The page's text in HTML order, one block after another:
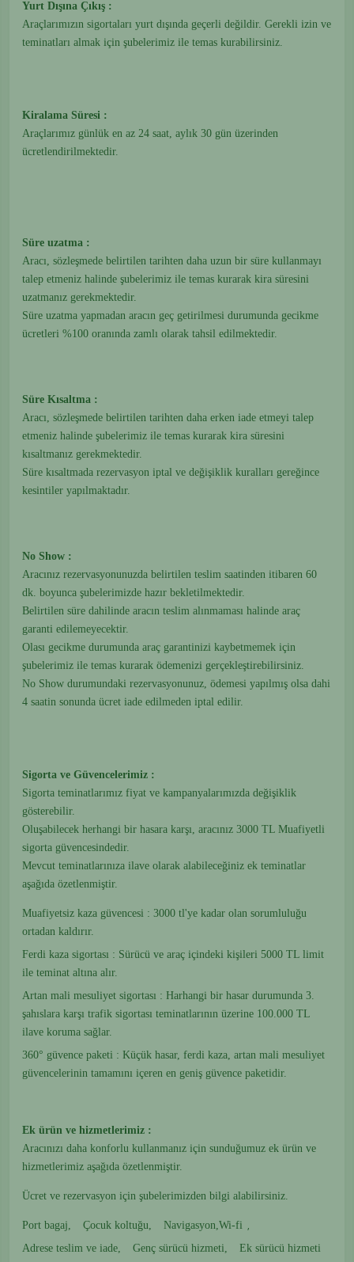
Yurt Dışına Çıkış :
Araçlarımızın sigortaları yurt dışında geçerli değildir. Gerekli izin ve
teminatları almak için şubelerimiz ile temas kurabilirsiniz.
Kiralama Süresi :
Araçlarımız günlük en az 24 saat, aylık 30 gün üzerinden
ücretlendirilmektedir.
Süre uzatma :
Aracı, sözleşmede belirtilen tarihten daha uzun bir süre kullanmayı
talep etmeniz halinde şubelerimiz ile temas kurarak kira süresini
uzatmanız gerekmektedir.
Süre uzatma yapmadan aracın geç getirilmesi durumunda gecikme
ücretleri %100 oranında zamlı olarak tahsil edilmektedir.
Süre Kısaltma :
Aracı, sözleşmede belirtilen tarihten daha erken iade etmeyi talep
etmeniz halinde şubelerimiz ile temas kurarak kira süresini
kısaltmanız gerekmektedir.
Süre kısaltmada rezervasyon iptal ve değişiklik kuralları gereğince
kesintiler yapılmaktadır.
No Show :
Aracınız rezervasyonunuzda belirtilen teslim saatinden itibaren 60
dk. boyunca şubelerimizde hazır bekletilmektedir.
Belirtilen süre dahilinde aracın teslim alınmaması halinde araç
garanti edilemeyecektir.
Olası gecikme durumunda araç garantinizi kaybetmemek için
şubelerimiz ile temas kurarak ödemenizi gerçekleştirebilirsiniz.
No Show durumundaki rezervasyonunuz, ödemesi yapılmış olsa dahi
4 saatin sonunda ücret iade edilmeden iptal edilir.
Sigorta ve Güvencelerimiz :
Sigorta teminatlarımız fiyat ve kampanyalarımızda değişiklik
gösterebilir.
Oluşabilecek herhangi bir hasara karşı, aracınız 3000 TL Muafiyetli
sigorta güvencesindedir.
Mevcut teminatlarınıza ilave olarak alabileceğiniz ek teminatlar
aşağıda özetlenmiştir.
Muafiyetsiz kaza güvencesi : 3000 tl'ye kadar olan sorumluluğu
ortadan kaldırır.
Ferdi kaza sigortası : Sürücü ve araç içindeki kişileri 5000 TL limit
ile teminat altına alır.
Artan mali mesuliyet sigortası : Harhangi bir hasar durumunda 3.
şahıslara karşı trafik sigortası teminatlarının üzerine 100.000 TL
ilave koruma sağlar.
360° güvence paketi : Küçük hasar, ferdi kaza, artan mali mesuliyet
güvencelerinin tamamını içeren en geniş güvence paketidir.
Ek ürün ve hizmetlerimiz :
Aracınızı daha konforlu kullanmanız için sunduğumuz ek ürün ve
hizmetlerimiz aşağıda özetlenmiştir.
Ücret ve rezervasyon için şubelerimizden bilgi alabilirsiniz.
Port bagaj, Çocuk koltuğu, Navigasyon,Wi-fi ,
Adrese teslim ve iade, Genç sürücü hizmeti, Ek sürücü hizmeti